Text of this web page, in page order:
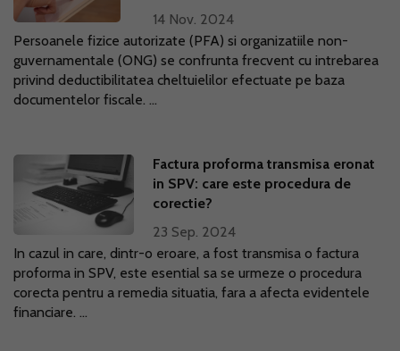
14 Nov. 2024
Persoanele fizice autorizate (PFA) si organizatiile non-
guvernamentale (ONG) se confrunta frecvent cu intrebarea
privind deductibilitatea cheltuielilor efectuate pe baza
documentelor fiscale. ...
Factura proforma transmisa eronat
in SPV: care este procedura de
corectie?
23 Sep. 2024
In cazul in care, dintr-o eroare, a fost transmisa o factura
proforma in SPV, este esential sa se urmeze o procedura
corecta pentru a remedia situatia, fara a afecta evidentele
financiare. ...